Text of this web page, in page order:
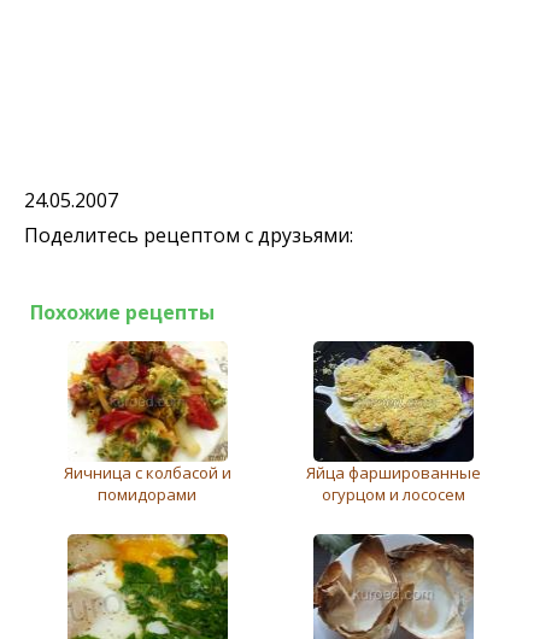
24.05.2007
Поделитесь рецептом с друзьями:
Похожие рецепты
Яичница с колбасой и
помидорами
Яйца фаршированные
огурцом и лососем